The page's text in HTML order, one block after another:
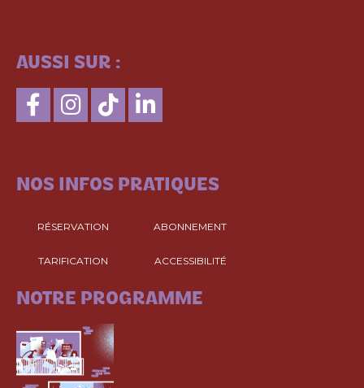
AUSSI SUR :
NOS INFOS PRATIQUES
RÉSERVATION ABONNEMENT
TARIFICATION ACCESSIBILITÉ
NOTRE PROGRAMME